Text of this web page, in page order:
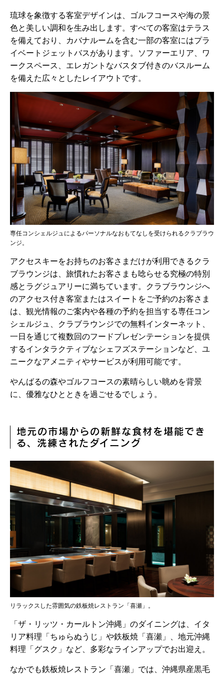
琉球を象徴する客室デザインは、ゴルフコースや海の景
色と美しい調和を生み出します。すべての客室はテラス
を備えており、カバナルームを含む一部の客室にはプラ
イベートジェットバスがあります。ソファーエリア、ワ
ークスペース、エレガントなバスタブ付きのバスルーム
を備えた広々としたレイアウトです。
専任コンシェルジュによるパーソナルなおもてなしを受けられるクラブラウ
ンジ。
アクセスキーをお持ちのお客さまだけが利用できるクラ
ブラウンジは、旅慣れたお客さまも唸らせる究極の特別
感とラグジュアリーに満ちています。クラブラウンジへ
のアクセス付き客室またはスイートをご予約のお客さま
は、観光情報のご案内や各種の予約を担当する専任コン
シェルジュ、クラブラウンジでの無料インターネット、
一日を通じて複数回のフードプレゼンテーションを提供
するインタラクティブなシェフズステーションなど、ユ
ニークなアメニティやサービスが利用可能です。
やんばるの森やゴルフコースの素晴らしい眺めを背景
に、優雅なひとときを過ごせるでしょう。
地元の市場からの新鮮な食材を堪能でき
る、洗練されたダイニング
リラックスした雰囲気の鉄板焼レストラン「喜瀬」。
「ザ・リッツ・カールトン沖縄」のダイニングは、イタ
リア料理「ちゅらぬうじ」や鉄板焼「喜瀬」、地元沖縄
料理「グスク」など、多彩なラインアップでお出迎え。
なかでも鉄板焼レストラン「喜瀬」では、沖縄県産黒毛